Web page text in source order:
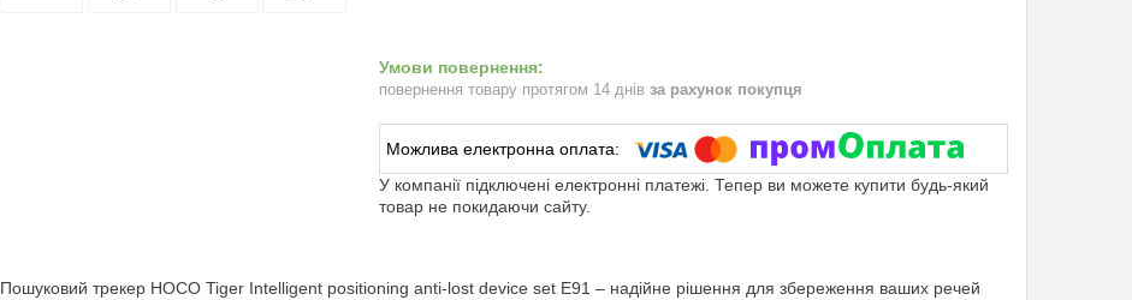
повернення товару протягом 14 днів за рахунок покупця
У компанії підключені електронні платежі. Тепер ви можете купити будь-який
товар не покидаючи сайту.
Пошуковий трекер HOCO Tiger Intelligent positioning anti-lost device set E91 – надійне рішення для збереження ваших речей